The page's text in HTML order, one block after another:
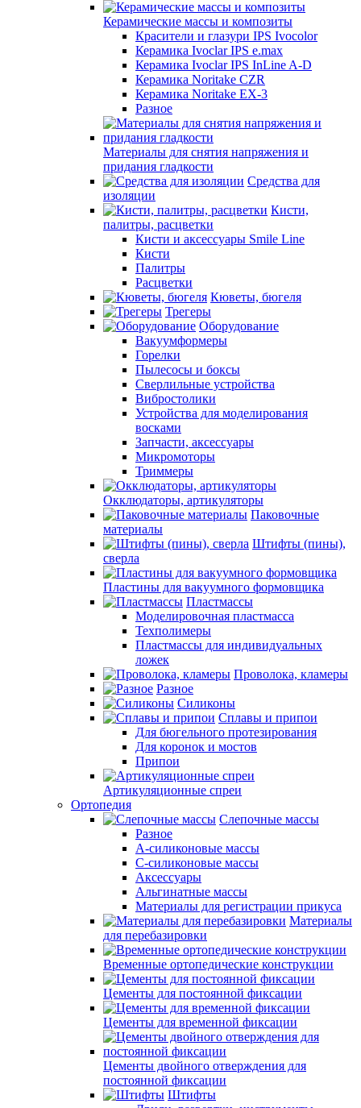
Керамические массы и композиты
Красители и глазури IPS Ivocolor
Керамика Ivoclar IPS e.max
Керамика Ivoclar IPS InLine A-D
Керамика Noritake CZR
Керамика Noritake EX-3
Разное
Материалы для снятия напряжения и
придания гладкости
Средства для
изоляции
Кисти,
палитры, расцветки
Кисти и аксессуары Smile Line
Кисти
Палитры
Расцветки
Кюветы, бюгеля
Трегеры
Оборудование
Вакуумформеры
Горелки
Пылесосы и боксы
Сверлильные устройства
Вибростолики
Устройства для моделирования
восками
Запчасти, аксессуары
Микромоторы
Триммеры
Окклюдаторы, артикуляторы
Паковочные
материалы
Штифты (пины),
сверла
Пластины для вакуумного формовщика
Пластмассы
Моделировочная пластмасса
Техполимеры
Пластмассы для индивидуальных
ложек
Проволока, кламеры
Разное
Силиконы
Сплавы и припои
Для бюгельного протезирования
Для коронок и мостов
Припои
Артикуляционные спреи
Ортопедия
Слепочные массы
Разное
А-силиконовые массы
С-силиконовые массы
Аксессуары
Альгинатные массы
Материалы для регистрации прикуса
Материалы
для перебазировки
Временные ортопедические конструкции
Цементы для постоянной фиксации
Цементы для временной фиксации
Цементы двойного отверждения для
постоянной фиксации
Штифты